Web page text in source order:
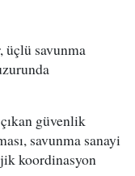
üçlü savunma
güvenlik
savunma sanayi
koordinasyon